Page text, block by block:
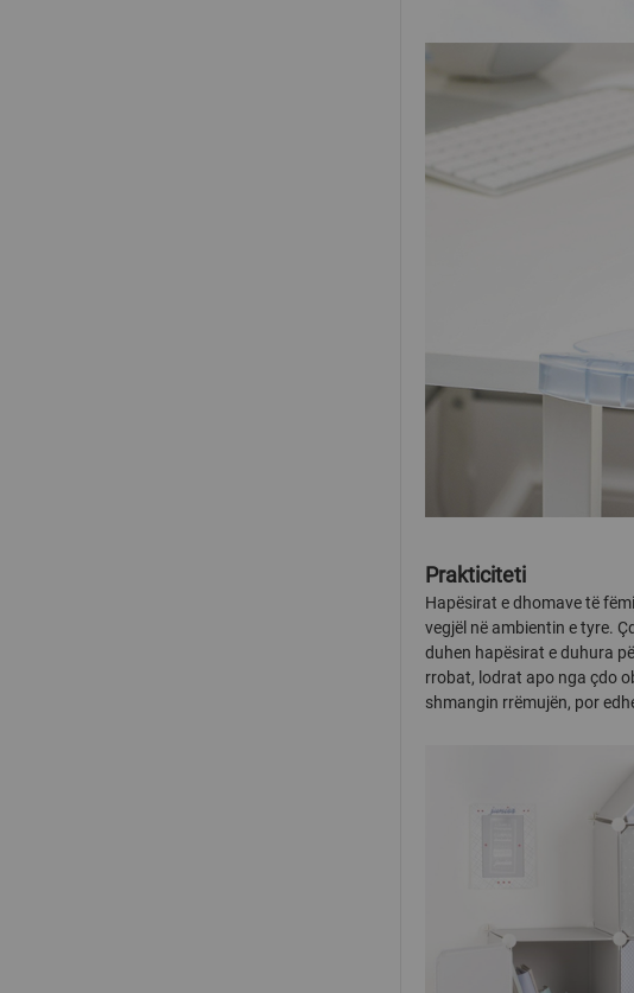
Prakticiteti
Hapësirat e dhomave të
vegjël në ambientin e tyre.
duhen hapësirat e duhura
rrobat, lodrat apo nga çdo
shmangin rrëmujën, por